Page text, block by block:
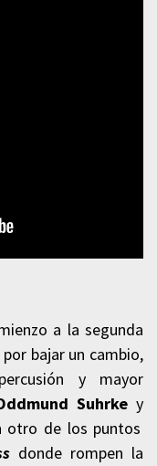
a la segunda
bajar un cambio,
y mayor
Suhrkey
otro de los puntos
donde rompen la